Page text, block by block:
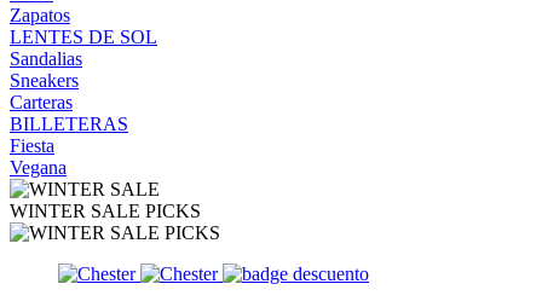
Zapatos
LENTES DE SOL
Sandalias
Sneakers
Carteras
BILLETERAS
Fiesta
Vegana
WINTER SALE PICKS